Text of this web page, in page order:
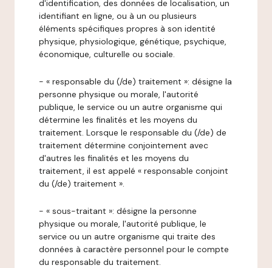
d'identification, des données de localisation, un
identifiant en ligne, ou à un ou plusieurs
éléments spécifiques propres à son identité
physique, physiologique, génétique, psychique,
économique, culturelle ou sociale.
- « responsable du (/de) traitement »: désigne la
personne physique ou morale, l'autorité
publique, le service ou un autre organisme qui
détermine les finalités et les moyens du
traitement. Lorsque le responsable du (/de) de
traitement détermine conjointement avec
d'autres les finalités et les moyens du
traitement, il est appelé « responsable conjoint
du (/de) traitement ».
- « sous-traitant »: désigne la personne
physique ou morale, l'autorité publique, le
service ou un autre organisme qui traite des
données à caractère personnel pour le compte
du responsable du traitement.